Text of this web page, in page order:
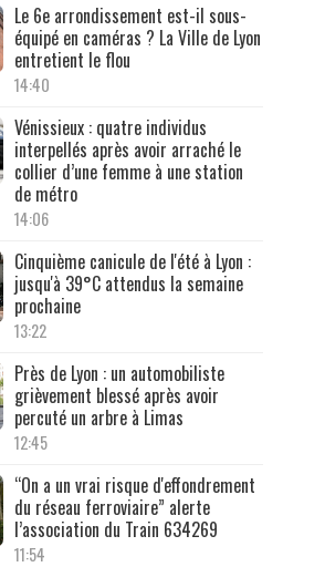
Le 6e arrondissement est-il sous-
équipé en caméras ? La Ville de Lyon
entretient le flou
14:40
Vénissieux : quatre individus
interpellés après avoir arraché le
collier d’une femme à une station
de métro
14:06
Cinquième canicule de l'été à Lyon :
jusqu'à 39°C attendus la semaine
prochaine
13:22
Près de Lyon : un automobiliste
grièvement blessé après avoir
percuté un arbre à Limas
12:45
“On a un vrai risque d'effondrement
du réseau ferroviaire” alerte
l’association du Train 634269
11:54